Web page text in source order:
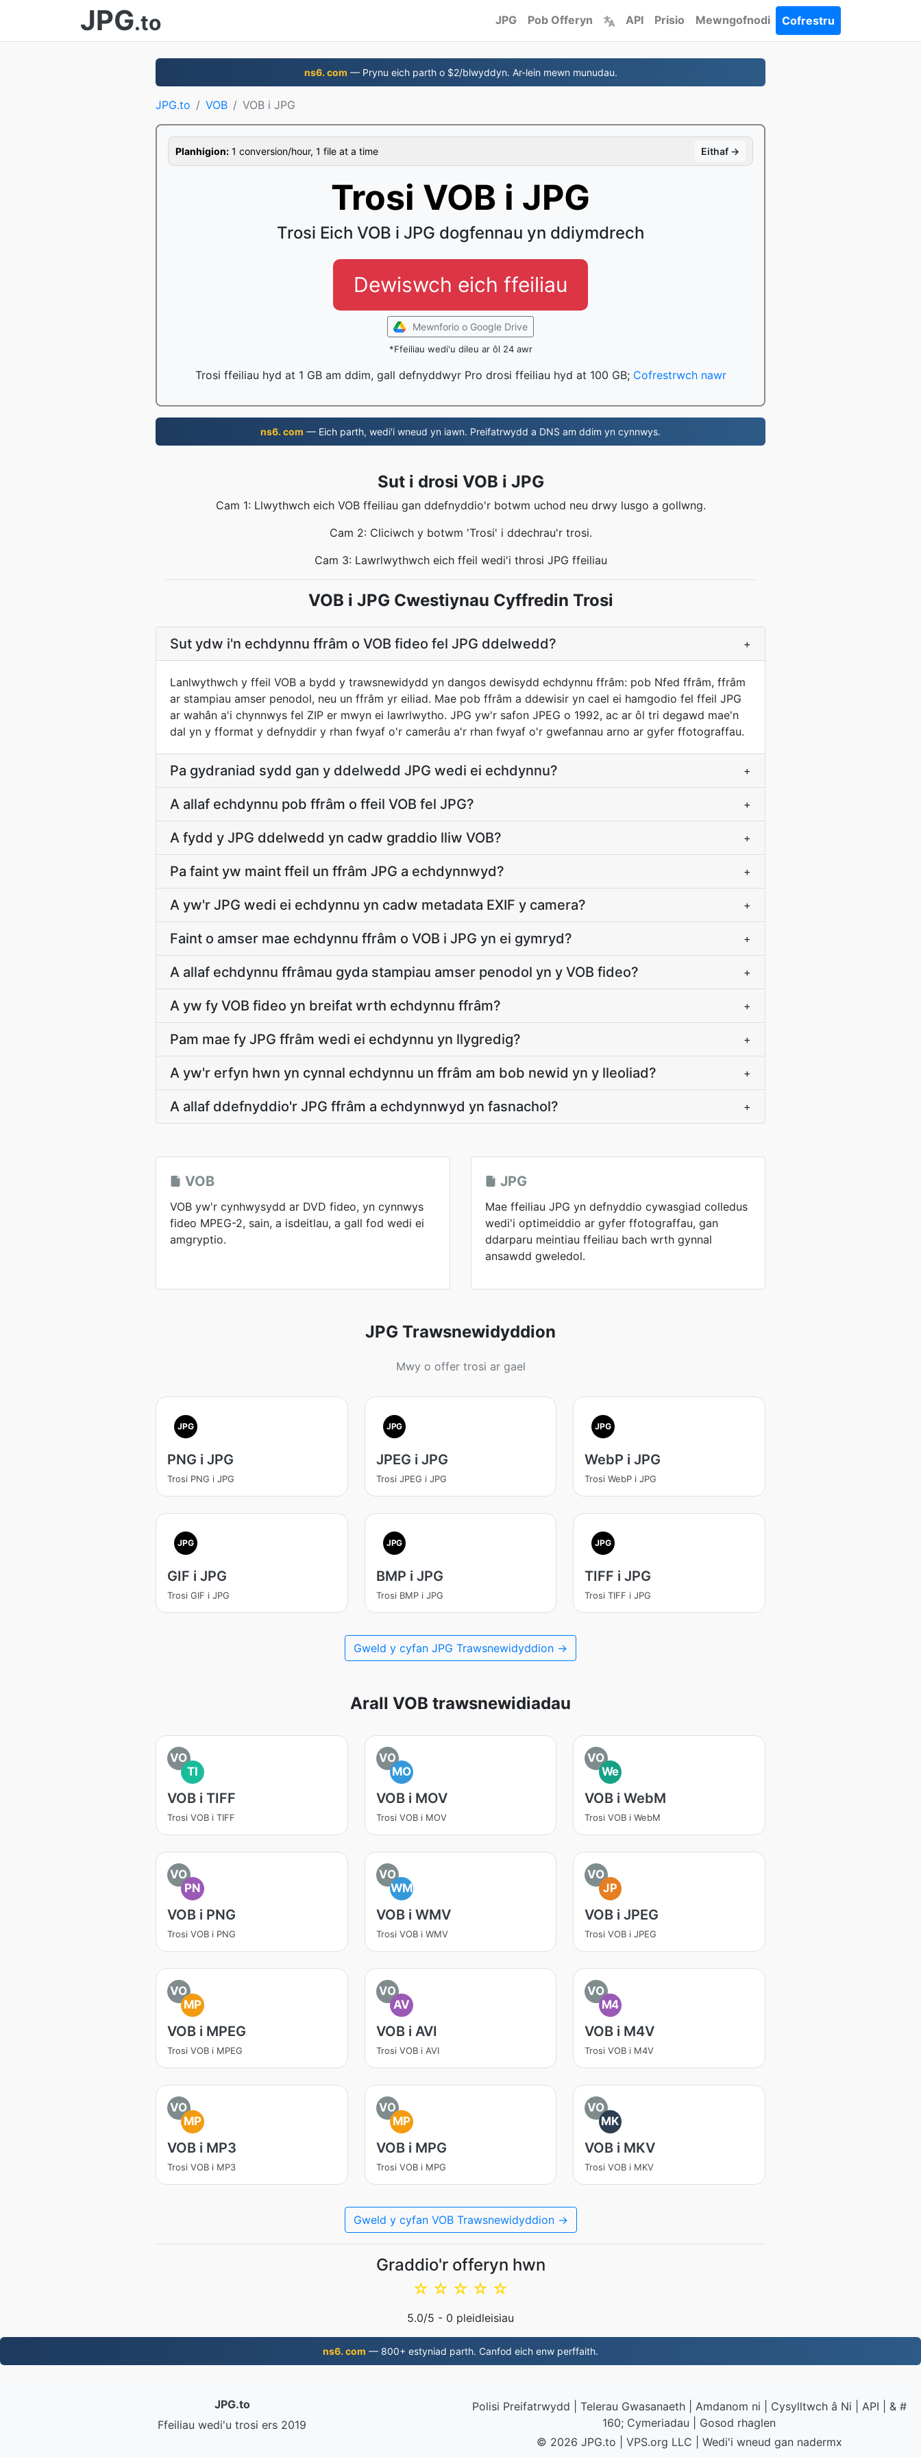
JPG.to JPG Pob Offeryn API Prisio Mewngofnodi Cofrestru
ns6. com — Prynu eich parth o $2/blwyddyn. Ar-lein mewn munudau.
JPG.to VOB VOB i JPG
Planhigion: 1 conversion/hour, 1 file at a time Eithaf →
Trosi VOB i JPG
Trosi Eich VOB i JPG dogfennau yn ddiymdrech
Dewiswch eich ffeiliau
Mewnforio o Google Drive
*Ffeiliau wedi'u dileu ar ôl 24 awr
Trosi ffeiliau hyd at 1 GB am ddim, gall defnyddwyr Pro drosi ffeiliau hyd at 100 GB; Cofrestrwch nawr
ns6. com — Eich parth, wedi'i wneud yn iawn. Preifatrwydd a DNS am ddim yn cynnwys.
Sut i drosi VOB i JPG
Cam 1: Llwythwch eich VOB ffeiliau gan ddefnyddio'r botwm uchod neu drwy lusgo a gollwng.
Cam 2: Cliciwch y botwm 'Trosi' i ddechrau'r trosi.
Cam 3: Lawrlwythwch eich ffeil wedi'i throsi JPG ffeiliau
VOB i JPG Cwestiynau Cyffredin Trosi
Sut ydw i'n echdynnu ffrâm o VOB fideo fel JPG ddelwedd? +
Lanlwythwch y ffeil VOB a bydd y trawsnewidydd yn dangos dewisydd echdynnu ffrâm: pob Nfed ffrâm, ffrâm
ar stampiau amser penodol, neu un ffrâm yr eiliad. Mae pob ffrâm a ddewisir yn cael ei hamgodio fel ffeil JPG
ar wahân a'i chynnwys fel ZIP er mwyn ei lawrlwytho. JPG yw'r safon JPEG o 1992, ac ar ôl tri degawd mae'n
dal yn y fformat y defnyddir y rhan fwyaf o'r camerâu a'r rhan fwyaf o'r gwefannau arno ar gyfer ffotograffau.
Pa gydraniad sydd gan y ddelwedd JPG wedi ei echdynnu? +
A allaf echdynnu pob ffrâm o ffeil VOB fel JPG? +
A fydd y JPG ddelwedd yn cadw graddio lliw VOB? +
Pa faint yw maint ffeil un ffrâm JPG a echdynnwyd? +
A yw'r JPG wedi ei echdynnu yn cadw metadata EXIF y camera? +
Faint o amser mae echdynnu ffrâm o VOB i JPG yn ei gymryd? +
A allaf echdynnu ffrâmau gyda stampiau amser penodol yn y VOB fideo? +
A yw fy VOB fideo yn breifat wrth echdynnu ffrâm? +
Pam mae fy JPG ffrâm wedi ei echdynnu yn llygredig? +
A yw'r erfyn hwn yn cynnal echdynnu un ffrâm am bob newid yn y lleoliad? +
A allaf ddefnyddio'r JPG ffrâm a echdynnwyd yn fasnachol? +
VOB
VOB yw'r cynhwysydd ar DVD fideo, yn cynnwys
fideo MPEG-2, sain, a isdeitlau, a gall fod wedi ei
amgryptio.
JPG
Mae ffeiliau JPG yn defnyddio cywasgiad colledus
wedi'i optimeiddio ar gyfer ffotograffau, gan
ddarparu meintiau ffeiliau bach wrth gynnal
ansawdd gweledol.
JPG Trawsnewidyddion
Mwy o offer trosi ar gael
JPG
PNG i JPG
Trosi PNG i JPG
JPG
JPEG i JPG
Trosi JPEG i JPG
JPG
WebP i JPG
Trosi WebP i JPG
JPG
GIF i JPG
Trosi GIF i JPG
JPG
BMP i JPG
Trosi BMP i JPG
JPG
TIFF i JPG
Trosi TIFF i JPG
Gweld y cyfan JPG Trawsnewidyddion →
Arall VOB trawsnewidiadau
VO
TI
VOB i TIFF
Trosi VOB i TIFF
VO
MO
VOB i MOV
Trosi VOB i MOV
VO
We
VOB i WebM
Trosi VOB i WebM
VO
PN
VOB i PNG
Trosi VOB i PNG
VO
WM
VOB i WMV
Trosi VOB i WMV
VO
JP
VOB i JPEG
Trosi VOB i JPEG
VO
MP
VOB i MPEG
Trosi VOB i MPEG
VO
AV
VOB i AVI
Trosi VOB i AVI
VO
M4
VOB i M4V
Trosi VOB i M4V
VO
MP
VOB i MP3
Trosi VOB i MP3
VO
MP
VOB i MPG
Trosi VOB i MPG
VO
MK
VOB i MKV
Trosi VOB i MKV
Gweld y cyfan VOB Trawsnewidyddion →
Graddio'r offeryn hwn
☆
☆
☆
☆
☆
5.0/5 - 0 pleidleisiau
ns6. com — 800+ estyniad parth. Canfod eich enw perffaith.
JPG.to
Ffeiliau wedi'u trosi ers 2019
Polisi Preifatrwydd Telerau Gwasanaeth| Amdanom ni Cysylltwch â Ni API
& #
160; Cymeriadau
Gosod rhaglen
© 2026 JPG.to
VPS.org LLC | Wedi'i wneud gan nadermx